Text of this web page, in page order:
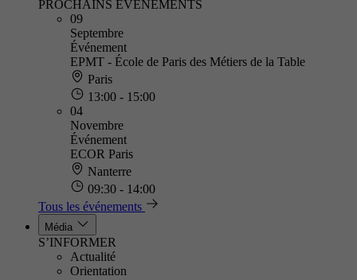
PROCHAINS ÉVÈNEMENTS
09
Septembre
Événement
EPMT - École de Paris des Métiers de la Table
Paris
13:00 - 15:00
04
Novembre
Événement
ECOR Paris
Nanterre
09:30 - 14:00
Tous les événements
Média
S’INFORMER
Actualité
Orientation